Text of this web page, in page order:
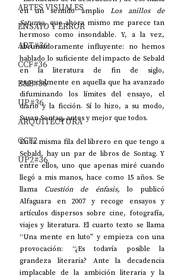
ARTES VISUALES
ENSAYO Y ERROR
ART#36
CCF#36
E&E#36
UP#36
ARQUITECTURA
CCF2
UP2#36
en un sentido amplio Los anillos de
Saturno, que ahora mismo me parece tan
hermoso como insondable. Y, a la vez,
abrumadoramente influyente: no hemos
hablado lo suficiente del impacto de Sebald
en la literatura de fin de siglo,
especialmente en aquella que ha avanzado
difuminando los límites del ensayo, el
diario y la ficción. Sí lo hizo, a su modo,
Susan Sontag, antes y mejor que todos.
En la misma fila del librero en que tengo a
Sebald, hay un par de libros de Sontag. Y
entre ellos, uno que apenas miré cuando
llegó a mis manos, hace como 15 años. Se
llama Cuestión de énfasis, lo publicó
Alfaguara en 2007 y recoge ensayos y
artículos dispersos sobre cine, fotografía,
viajes y literatura. El cuarto texto se llama
“Una mente en luto” y empieza con una
provocación: “¿Es todavía posible la
grandeza literaria? Ante la decadencia
implacable de la ambición literaria y la